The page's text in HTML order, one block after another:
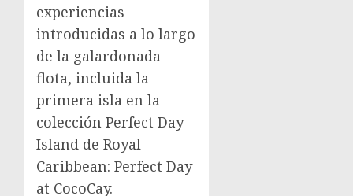
experiencias
introducidas a lo largo
de la galardonada
flota, incluida la
primera isla en la
colección Perfect Day
Island de Royal
Caribbean: Perfect Day
at CocoCay.